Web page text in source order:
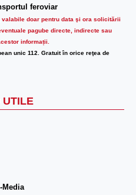
feroviar
doar pentru data şi ora solicitării
pagube directe, indirecte sau
informații.
unic 112. Gratuit în orice reţea de
UTILE
Media